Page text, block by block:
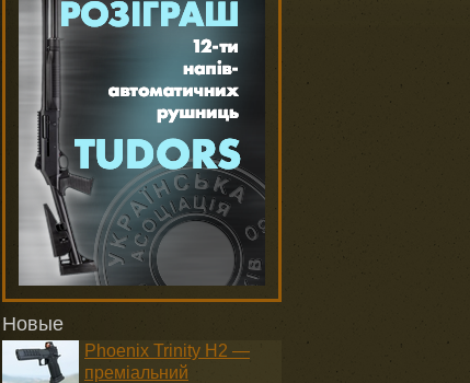
Новые
Phoenix Trinity H2 —
преміальний